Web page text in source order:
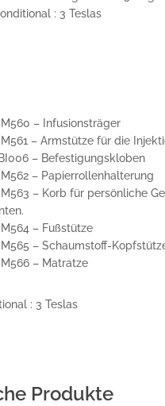
: 3 Teslas
– Infusionsträger
– Armstütze für die
– Befestigungskloben
– Papierrollenhalterung
– Korb für persönliche
– Fußstütze
– Schaumstoff-
– Matratze
: 3 Teslas
Produkte